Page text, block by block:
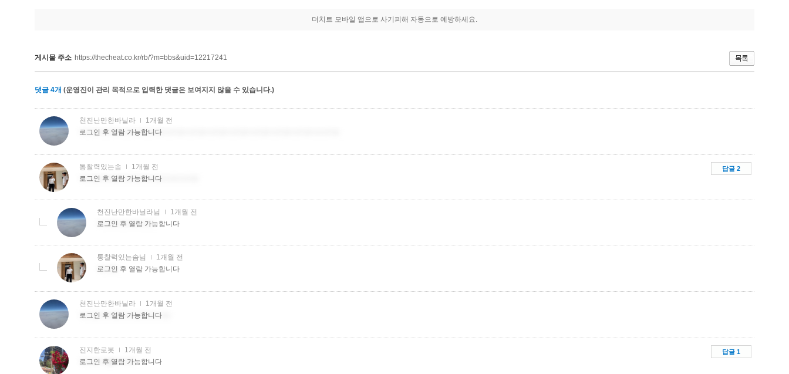
더치트 모바일 앱으로 사기피해 자동으로 예방하세요.
게시물 주소 https://thecheat.co.kr/rb/?m=bbs&uid=12217241
댓글 4개 (운영진이 관리 목적으로 입력한 댓글은 보여지지 않을 수 있습니다.)